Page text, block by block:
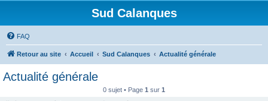
Sud Calanques
FAQ
Retour au site Accueil Sud Calanques Actualité générale
Actualité générale
0 sujet • Page 1 sur 1